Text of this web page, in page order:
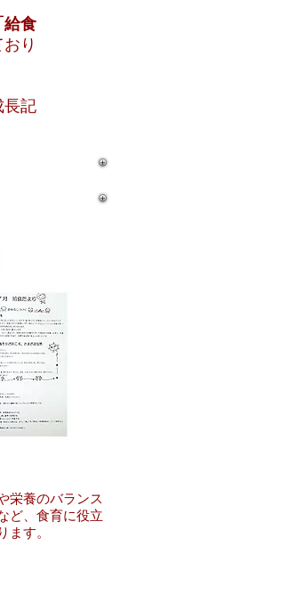
給食
り
長記
栄養のバランス
ど、食育に役立
ます。